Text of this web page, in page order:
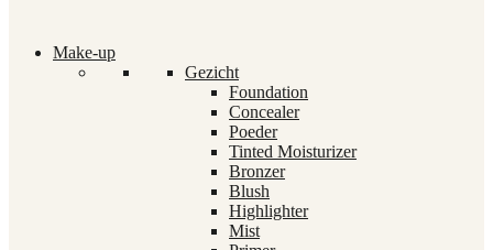
Make-up
Gezicht
Foundation
Concealer
Poeder
Tinted Moisturizer
Bronzer
Blush
Highlighter
Mist